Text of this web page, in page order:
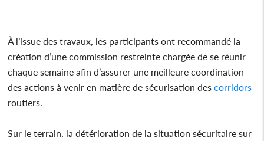
À l’issue des travaux, les participants ont recommandé la
création d’une commission restreinte chargée de se réunir
chaque semaine afin d’assurer une meilleure coordination
des actions à venir en matière de sécurisation descorridors
routiers.
Sur le terrain, la détérioration de la situation sécuritaire sur